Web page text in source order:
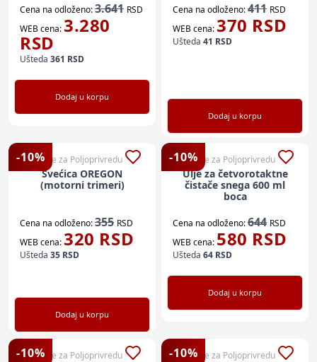
Cena na odloženo:3.641 RSD
WEB cena:3.280
RSD
Ušteda 361 RSD
Dodaj u korpu
Cena na odloženo:411 RSD
WEB cena:370 RSD
Ušteda 41 RSD
Dodaj u korpu
-10%Sve za Poljoprivredu
Svećica OREGON
(motorni trimeri)
Cena na odloženo:355 RSD
WEB cena:320 RSD
Ušteda 35 RSD
Dodaj u korpu
-10%Sve za Poljoprivredu
Ulje za četvorotaktne
čistače snega 600 ml
boca
Cena na odloženo:644 RSD
WEB cena: 580 RSD
Ušteda 64 RSD
Dodaj u korpu
-10%Sve za Poljoprivredu -10%Sve za Poljoprivredu